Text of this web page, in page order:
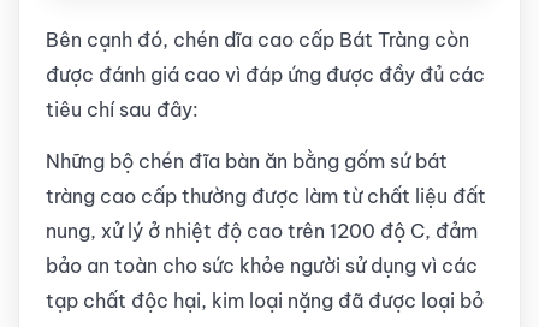
Bên cạnh đó, chén dĩa cao cấp Bát Tràng còn
được đánh giá cao vì đáp ứng được đầy đủ các
tiêu chí sau đây:
Những bộ chén đĩa bàn ăn bằng gốm sứ bát
tràng cao cấp thường được làm từ chất liệu đất
nung, xử lý ở nhiệt độ cao trên 1200 độ C, đảm
bảo an toàn cho sức khỏe người sử dụng vì các
tạp chất độc hại, kim loại nặng đã được loại bỏ